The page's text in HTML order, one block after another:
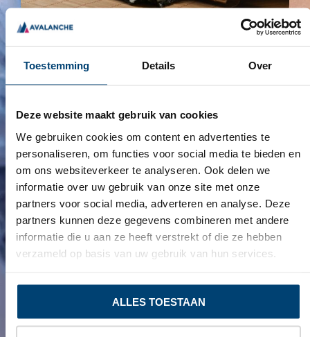
Toestemming Details Over
Deze website maakt gebruik van cookies
We gebruiken cookies om content en advertenties te
personaliseren, om functies voor social media te bieden en
om ons websiteverkeer te analyseren. Ook delen we
informatie over uw gebruik van onze site met onze
partners voor social media, adverteren en analyse. Deze
partners kunnen deze gegevens combineren met andere
informatie die u aan ze heeft verstrekt of die ze hebben
verzameld op basis van uw gebruik van hun services.
ALLES TOESTAAN
VAN AVALANCE.
leverancier van producten op het gebied van
professionele hygiëne, persoonlijke
beschermingsmiddelen en disposables voor
groothandels (privatelabel), detailhandel en
particulieren. Dagelijks werken mensen met onze
producten. In de gezondheidszorg, ouderenzorg,
kinderopvang, wellness, levensmiddelenindustrie,
detailhandel, autobranche, facilitaire dienstverlening
en land- en tuinbouw. Avalanche Disposables B.V. is
gebied van professionele hygiëne, persoonlijke
beschermingsmiddelen en disposables voor
groothandels (privatelabel), detailhandel en